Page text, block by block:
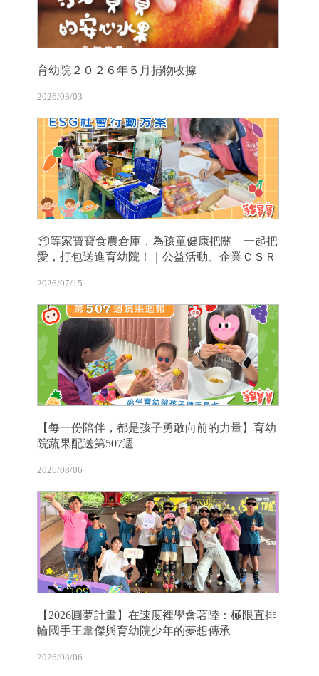
育幼院２０２６年５月捐物收據
2026/08/03
📦等家寶寶食農倉庫，為孩童健康把關 一起把
愛，打包送進育幼院！｜公益活動、企業ＣＳＲ
2026/07/15
【每一份陪伴，都是孩子勇敢向前的力量】育幼
院蔬果配送第507週
2026/08/06
【2026圓夢計畫】在速度裡學會著陸：極限直排
輪國手王韋傑與育幼院少年的夢想傳承
2026/08/06